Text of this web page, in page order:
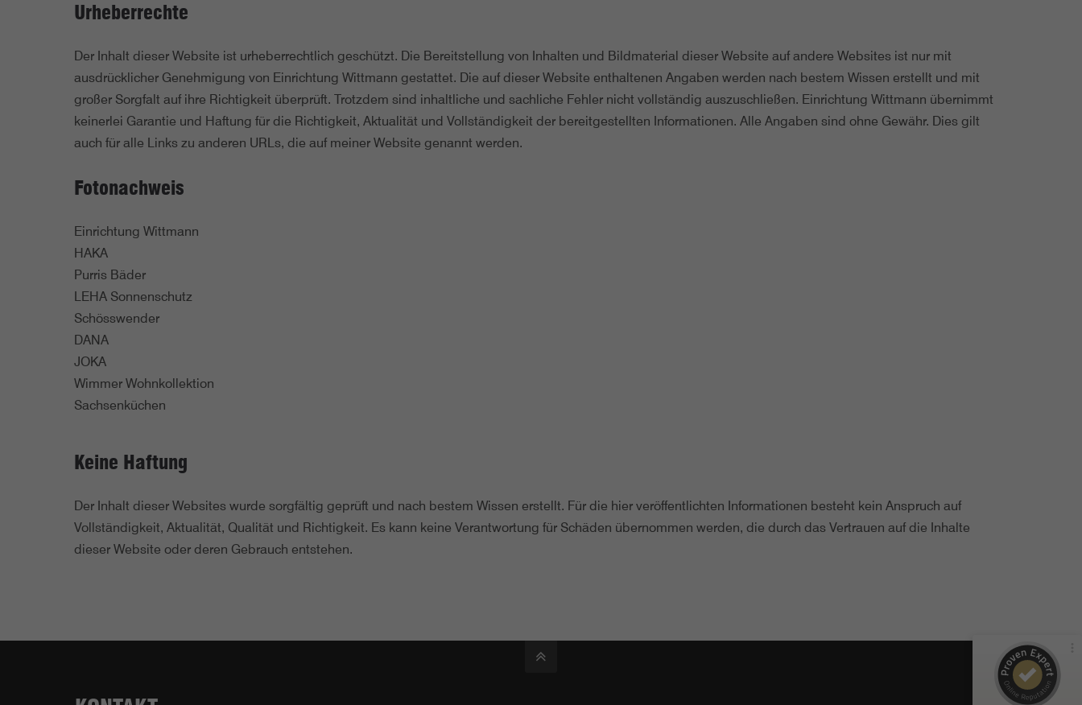
Urheberrechte
Der Inhalt dieser Website ist urheberrechtlich geschützt. Die Bereitstellung von Inhalten und Bildmaterial dieser Website auf andere Websites ist nur mit
ausdrücklicher Genehmigung von Einrichtung Wittmann gestattet. Die auf dieser Website enthaltenen Angaben werden nach bestem Wissen erstellt und mit
großer Sorgfalt auf ihre Richtigkeit überprüft. Trotzdem sind inhaltliche und sachliche Fehler nicht vollständig auszuschließen. Einrichtung Wittmann übernimmt
keinerlei Garantie und Haftung für die Richtigkeit, Aktualität und Vollständigkeit der bereitgestellten Informationen. Alle Angaben sind ohne Gewähr. Dies gilt
auch für alle Links zu anderen URLs, die auf meiner Website genannt werden.
Fotonachweis
Einrichtung Wittmann
HAKA
Purris Bäder
LEHA Sonnenschutz
Schösswender
DANA
JOKA
Wimmer Wohnkollektion
Sachsenküchen
Keine Haftung
Der Inhalt dieser Websites wurde sorgfältig geprüft und nach bestem Wissen erstellt. Für die hier veröffentlichten Informationen besteht kein Anspruch auf
Vollständigkeit, Aktualität, Qualität und Richtigkeit. Es kann keine Verantwortung für Schäden übernommen werden, die durch das Vertrauen auf die Inhalte
dieser Website oder deren Gebrauch entstehen.
Kundenbewertungen und Erfahrungen zu
Einrichtungsstudio & Tischlerei Wittmann